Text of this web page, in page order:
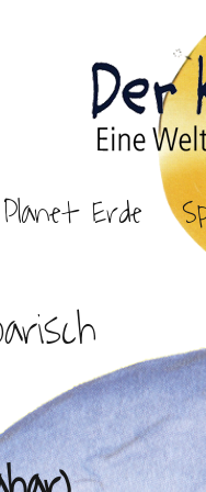
Planet Erde